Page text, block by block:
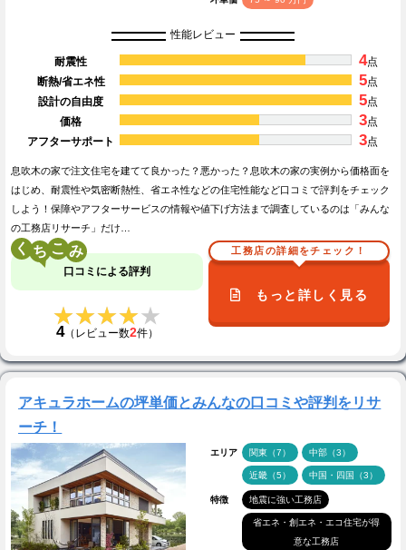
性能レビュー
耐震性 4点
断熱/省エネ性
5点
設計の自由度
5点
価格
3点
アフターサポート
3点
息吹木の家で注文住宅を建てて良かった？悪かった？息吹木の家の実例から価格面を
はじめ、耐震性や気密断熱性、省エネ性などの住宅性能など口コミで評判をチェック
しよう！保障やアフターサービスの情報や値下げ方法まで調査しているのは「みんな
の工務店リサーチ」だけ…
く こ
口コミによる評判
★★★★★
★★★★★
4（レビュー数2件）
工務店の詳細をチェック！
もっと詳しく見る
アキュラホームの坪単価とみんなの口コミや評判をリサ
ーチ！
エリア 関東（7） 中部（3）
近畿（5） 中国・四国（3）
特徴 地震に強い工務店
省エネ・創エネ・エコ住宅が得
意な工務店